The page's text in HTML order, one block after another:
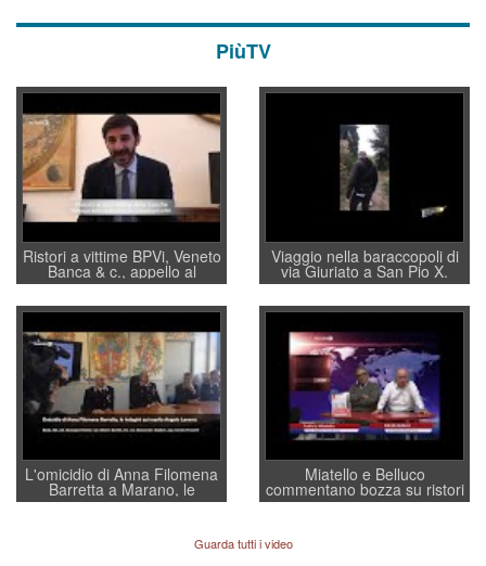
PiùTV
Ristori a vittime BPVi, Veneto
Banca & c., appello al
sottosegretario Alessio
Villarosa: per mettere ordine
convochi con Di Maio CNCU
a supporto della cabina di
regia al Mef
Viaggio nella baraccopoli di
via Giuriato a San Pio X.
Vicenza ai Vicentini: “faremo
un regalo di Natale ai
residenti”
L'omicidio di Anna Filomena
Barretta a Marano, le
indagini dei carabinieri di
Lavarra: più avvincenti di
quelle di... Barbara D'Urso
Miatello e Belluco
commentano bozza su ristori
BPVi e Veneto Banca
Guarda tutti i video